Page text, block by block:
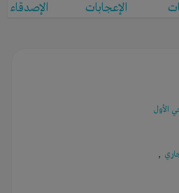
الإعجابات الإصدقاء
الأول
,